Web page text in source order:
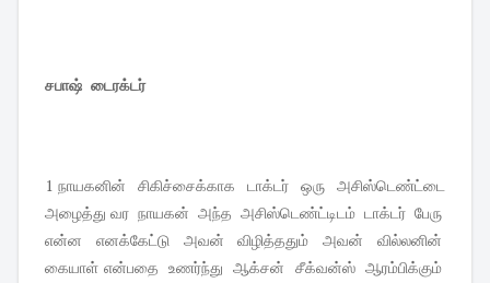
சபாஷ் டைரக்டர்
1 நாயகனின் சிகிச்சைக்காக டாக்டர் ஒரு அசிஸ்டெண்ட்டை
அழைத்து வர நாயகன் அந்த அசிஸ்டெண்ட்டிடம் டாக்டர் பேரு
என்ன எனக்கேட்டு அவன் விழித்ததும் அவன் வில்லனின்
கையாள் என்பதை உணர்ந்து ஆக்சன் சீக்வன்ஸ் ஆரம்பிக்கும்